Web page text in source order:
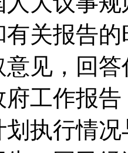
有关报告的
意见 ， 回
工作报告
执行情